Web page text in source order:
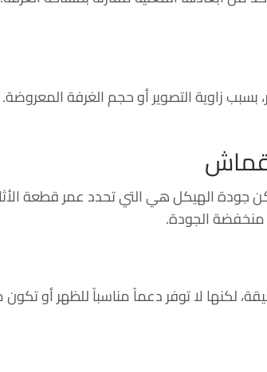
زاوية التصوير أو حجم الغرفة
جودة الهيكل هي التي تحدد عمر قطعة
منخفضة الجودة.
لكنها لا توفر دعماً مناسباً للظهر أو